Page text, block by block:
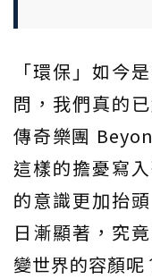
「環保」如今
問，我們真的
傳奇樂團
這樣的擔憂寫
的意識更加抬
日漸顯著，究
變世界的容顏呢